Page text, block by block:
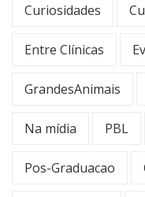
Curiosidades
Entre Clínicas
GrandesAnimais
Na mídia PBL
Pos-Graduacao